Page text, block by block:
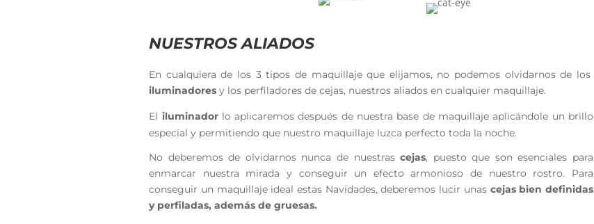
NUESTROS ALIADOS
En cualquiera de los 3 tipos de maquillaje que elijamos, no podemos olvidarnos de los
iluminadores y los perfiladores de cejas, nuestros aliados en cualquier maquillaje.
El iluminadorlo aplicaremos después de nuestra base de maquillaje aplicándole un brillo
especial y permitiendo que nuestro maquillaje luzca perfecto toda la noche.
No deberemos de olvidarnos nunca de nuestrascejas, puesto que son esenciales para
enmarcar nuestra mirada y conseguir un efecto armonioso de nuestro rostro. Para
conseguir un maquillaje ideal estas Navidades, deberemos lucir unascejas bien definidas
y perfiladas, además de gruesas.